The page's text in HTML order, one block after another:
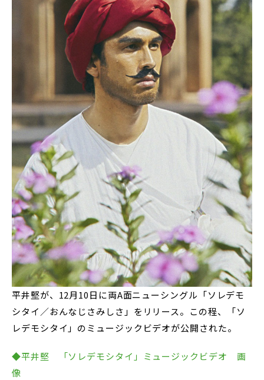
平井堅が、12月10日に両A面ニューシングル「ソレデモ
シタイ／おんなじさみしさ」をリリース。この程、「ソ
レデモシタイ」のミュージックビデオが公開された。
◆平井堅 「ソレデモシタイ」ミュージックビデオ 画
像